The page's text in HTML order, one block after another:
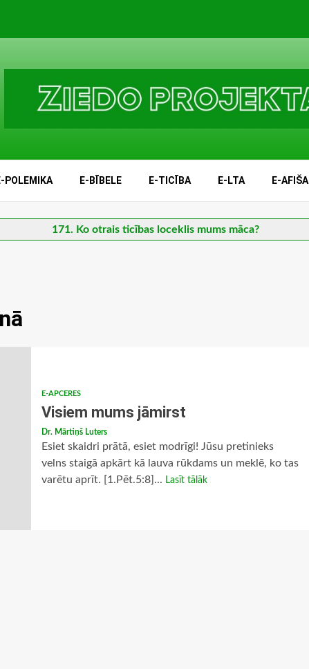
POLEMIKA E-BĪBELE E-TICĪBA E-LTA E-AFIŠA
171. Ko otrais ticības loceklis mums māca?
E-APCERES
Visiem mums jāmirst
Dr. Mārtiņš Luters
Esiet skaidri prātā, esiet modrīgi! Jūsu pretinieks
velns staigā apkārt kā lauva rūkdams un meklē, ko tas
varētu aprīt. [1.Pēt.5:8]... Lasīt tālāk